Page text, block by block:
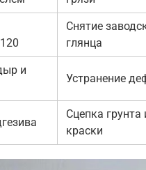
Снятие
глянца
и
Устранение
Сцепка грунта
краски